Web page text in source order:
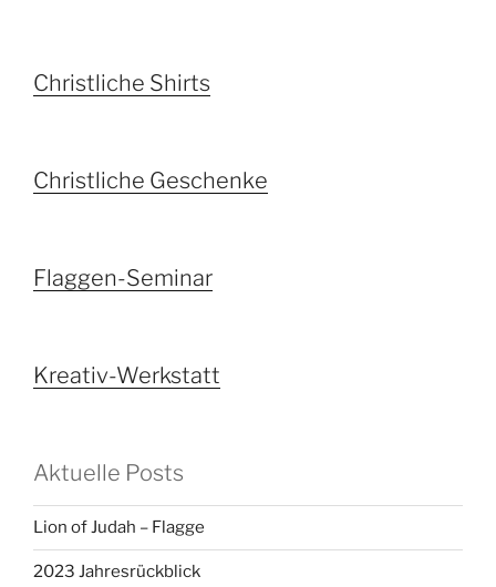
Christliche Shirts
Christliche Geschenke
Flaggen-Seminar
Kreativ-Werkstatt
Aktuelle Posts
Lion of Judah – Flagge
2023 Jahresrückblick